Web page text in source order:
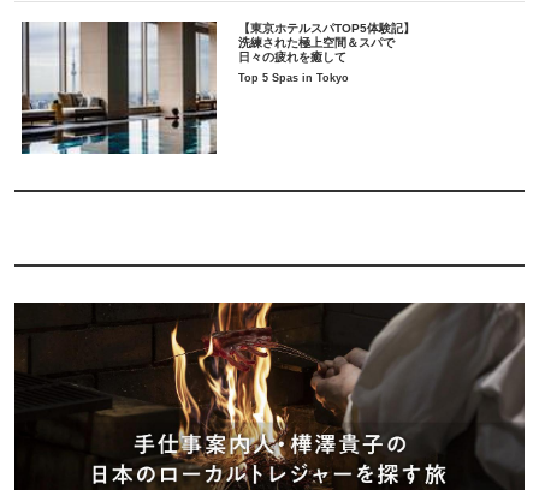
【東京ホテルスパTOP5体験記】
洗練された極上空間＆スパで
日々の疲れを癒して
Top 5 Spas in Tokyo